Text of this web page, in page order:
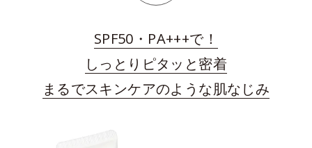
SPF50・PA+++で！
しっとりピタッと密着
まるでスキンケアのような肌なじみ